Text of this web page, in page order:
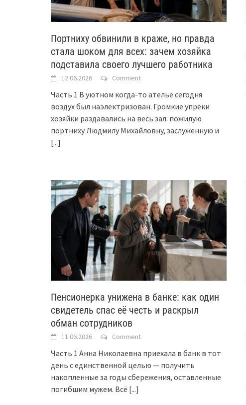
Портниху обвинили в краже, но правда
стала шоком для всех: зачем хозяйка
подставила своего лучшего работника
12.06.2026 Comment
Часть 1 В уютном когда-то ателье сегодня
воздух был наэлектризован. Громкие упрёки
хозяйки раздавались на весь зал: пожилую
портниху Людмилу Михайловну, заслуженную и
[...]
Пенсионерка унижена в банке: как один
свидетель спас её честь и раскрыл
обман сотрудников
11.06.2026 Comment
Часть 1 Анна Николаевна приехала в банк в тот
день с единственной целью — получить
накопленные за годы сбережения, оставленные
погибшим мужем. Всё [...]